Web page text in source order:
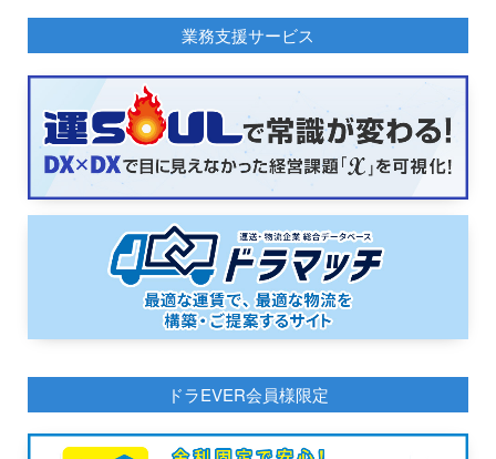
業務支援サービス
ドラEVER会員様限定